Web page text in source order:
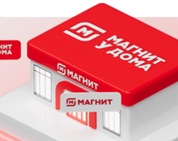
к нам, если ты